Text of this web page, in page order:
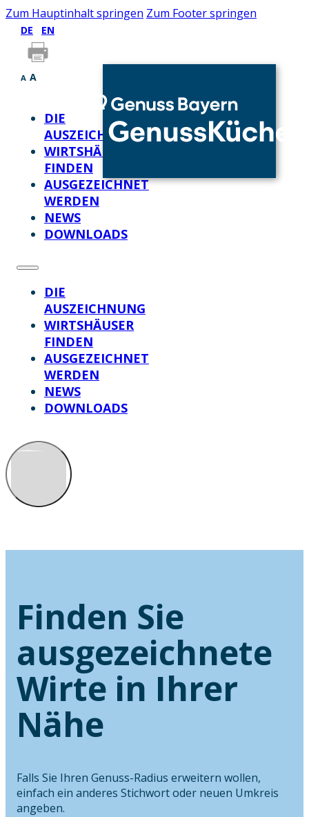
Zum Hauptinhalt springen Zum Footer springen
DE EN
A A
DIE
AUSZEICHNUNG
WIRTSHÄUSER
FINDEN
AUSGEZEICHNET
WERDEN
NEWS
DOWNLOADS
DIE
AUSZEICHNUNG
WIRTSHÄUSER
FINDEN
AUSGEZEICHNET
WERDEN
NEWS
DOWNLOADS
Finden Sie
ausgezeichnete
Wirte in Ihrer
Nähe
Falls Sie Ihren Genuss-Radius erweitern wollen,
einfach ein anderes Stichwort oder neuen Umkreis
angeben.